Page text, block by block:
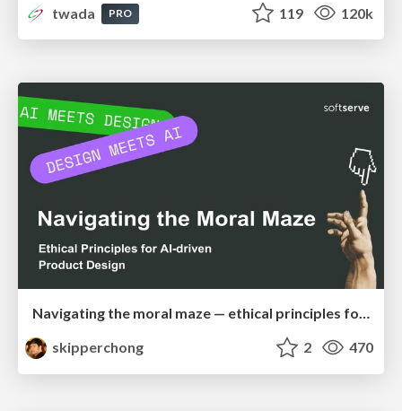
twada
PRO 119 120k
Navigating the moral maze — ethical principles for Al-driven product design
skipperchong
2 470